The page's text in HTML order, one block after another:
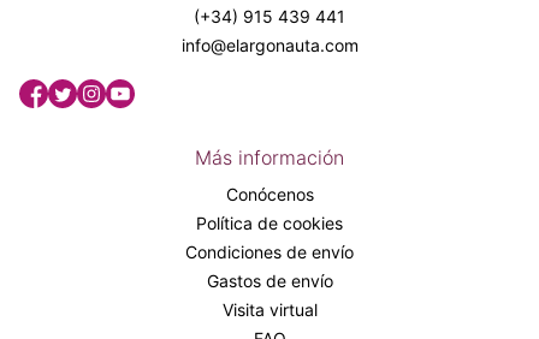
(+34) 915 439 441
info@elargonauta.com
Más información
Conócenos
Política de cookies
Condiciones de envío
Gastos de envío
Visita virtual